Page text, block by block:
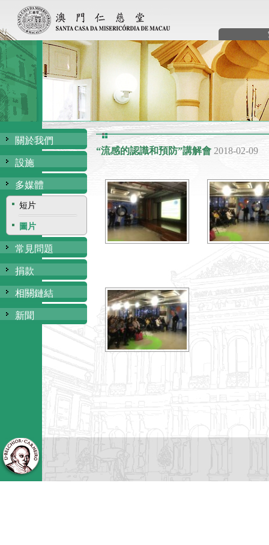
關於我們
設施
多媒體
短片
圖片
常見問題
捐款
相關鏈結
新聞
“流感的認識和預防”講解會 2018-02-09